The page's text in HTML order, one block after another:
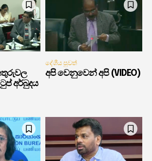
අර්බුදය
දේශීය පුවත්
අපි වෙනුවෙන් අපි (VIDEO)